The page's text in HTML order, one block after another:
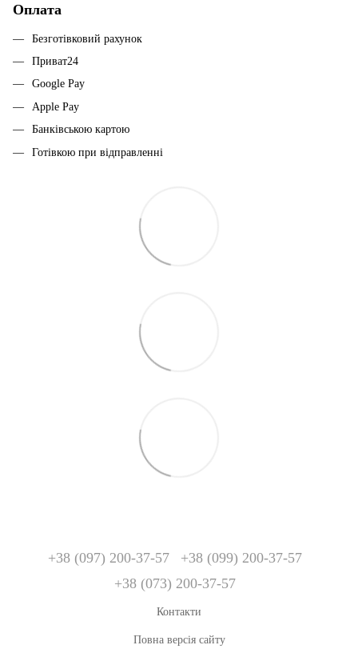
Оплата
Безготівковий рахунок
Приват24
Google Pay
Apple Pay
Банківською картою
Готівкою при відправленні
+38 (097) 200-37-57
+38 (099) 200-37-57
+38 (073) 200-37-57
Контакти
Повна версія сайту